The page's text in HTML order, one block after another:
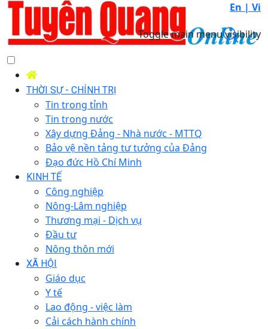
En | Vi
Toggle main menu visibility
THỜI SỰ - CHÍNH TRỊ
Tin trong tỉnh
Tin trong nước
Xây dựng Đảng - Nhà nước - MTTQ
Bảo vệ nền tảng tư tưởng của Đảng
Đạo đức Hồ Chí Minh
KINH TẾ
Công nghiệp
Nông-Lâm nghiệp
Thương mại - Dịch vụ
Đầu tư
Nông thôn mới
XÃ HỘI
Giáo dục
Y tế
Lao động - việc làm
Cải cách hành chính